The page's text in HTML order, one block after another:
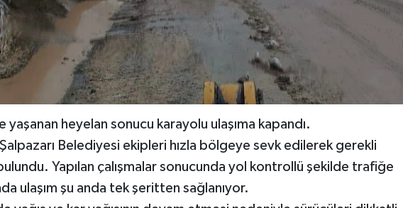
yaşanan heyelan sonucu karayolu ulaşıma kapandı.
Şalpazarı Belediyesi ekipleri hızla bölgeye sevk edilerek gerekli
Yapılan çalışmalar sonucunda yol kontrollü şekilde trafiğe
ulaşım şu anda tek şeritten sağlanıyor.